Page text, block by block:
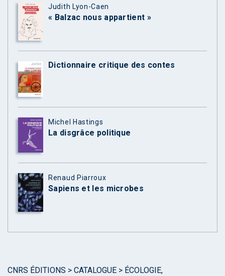
Judith Lyon-Caen
« Balzac nous appartient »
Dictionnaire critique des contes
Michel Hastings
La disgrâce politique
Renaud Piarroux
Sapiens et les microbes
CNRS ÉDITIONS > CATALOGUE > ÉCOLOGIE,